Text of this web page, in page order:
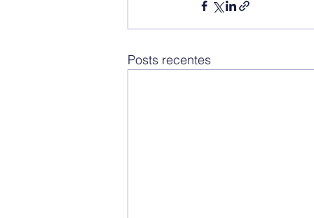
Posts recentes